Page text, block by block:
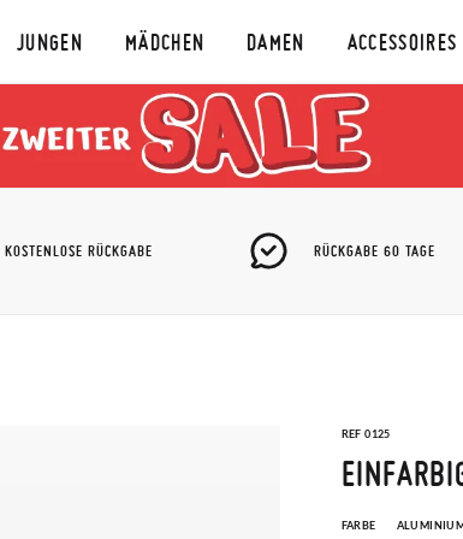
JUNGEN MÄDCHEN DAMEN ACCESSOIRES
KOSTENLOSE RÜCKGABE RÜCKGABE 60 TAGE
REF 0125
FARBE